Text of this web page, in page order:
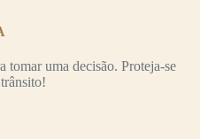
tomar uma decisão. Proteja-se